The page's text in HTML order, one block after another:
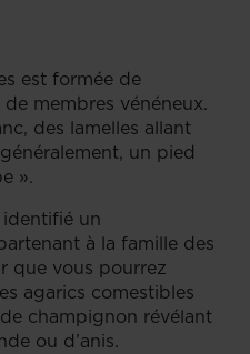
est formée de
membres vénéneux.
des lamelles allant
un pied
».
un
à la famille des
que vous pourrez
agarics comestibles
champignon révélant
ou d’anis.